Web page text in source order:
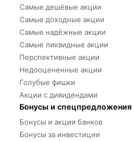
Самые дешёвые акции
Самые доходные акции
Самые надёжные акции
Самые ликвидные акции
Перспективные акции
Недооцененные акции
Голубые фишки
Акции с дивидендами
Бонусы и спецпредложения
Бонусы и акции банков
Бонусы за инвестиции